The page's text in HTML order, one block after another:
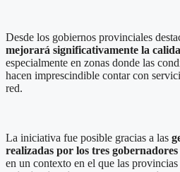
Desde los gobiernos provinciales
mejorará significativamente la
especialmente en zonas donde las
hacen imprescindible contar con
red.
La iniciativa fue posible gracias a las
realizadas por los tres gobernadores
en un contexto en el que las provincias